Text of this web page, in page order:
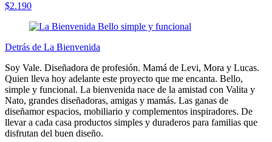
$2.190
Detrás de La Bienvenida
Soy Vale. Diseñadora de profesión. Mamá de Levi, Mora y Lucas.
Quien lleva hoy adelante este proyecto que me encanta. Bello,
simple y funcional. La bienvenida nace de la amistad con Valita y
Nato, grandes diseñadoras, amigas y mamás. Las ganas de
diseñamor espacios, mobiliario y complementos inspiradores. De
llevar a cada casa productos simples y duraderos para familias que
disfrutan del buen diseño.